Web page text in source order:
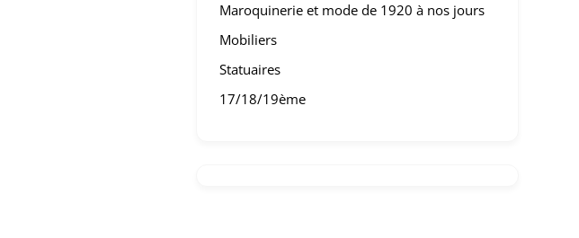
Maroquinerie et mode de 1920 à nos jours
Mobiliers
Statuaires
17/18/19ème